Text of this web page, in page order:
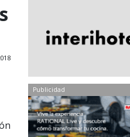
Publicidad